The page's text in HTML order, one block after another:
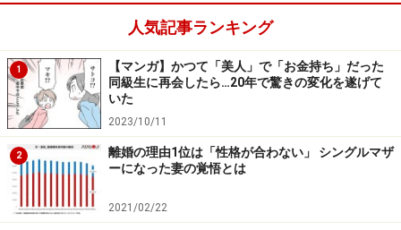
人気記事ランキング
1
【マンガ】かつて「美人」で「お金持ち」だった
同級生に再会したら…20年で驚きの変化を遂げて
いた
2023/10/11
2
離婚の理由1位は「性格が合わない」 シングルマザ
ーになった妻の覚悟とは
2021/02/22